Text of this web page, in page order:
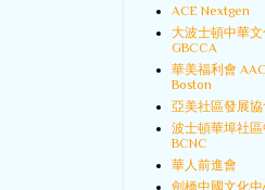
ACE Nextgen
大波士頓中華文
GBCCA
華美福利會
Boston
亞美社區發展
波士頓華埠社
BCNC
華人前進會
劍橋中國文化